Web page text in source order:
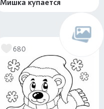
Мишка купается
680